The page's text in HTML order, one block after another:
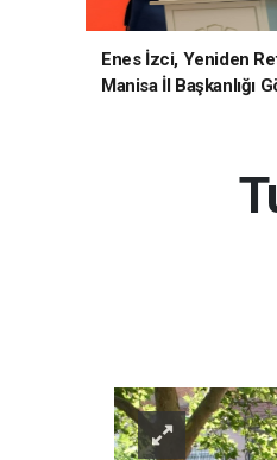
Enes İzci, Yeniden
Manisa İl Başkanlığı